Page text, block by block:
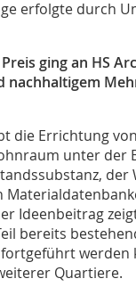
erfolgte durch
ging an HS
die Errichtung
unter der
Ideenbeitrag
bereits
werden
Quartiere.